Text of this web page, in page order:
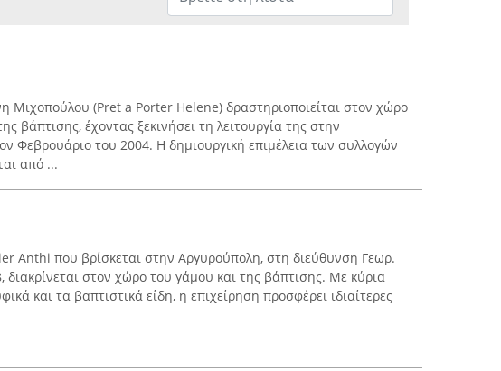
Μιχοπούλου (Pret a Porter Helene) δραστηριοποιείται στον χώρο
βάπτισης, έχοντας ξεκινήσει τη λειτουργία της στην
Φεβρουάριο του 2004. Η δημιουργική επιμέλεια των συλλογών
από ...
Anthi που βρίσκεται στην Αργυρούπολη, στη διεύθυνση Γεωρ.
στον χώρο του γάμου και της βάπτισης. Με κύρια
και τα βαπτιστικά είδη, η επιχείρηση προσφέρει ιδιαίτερες